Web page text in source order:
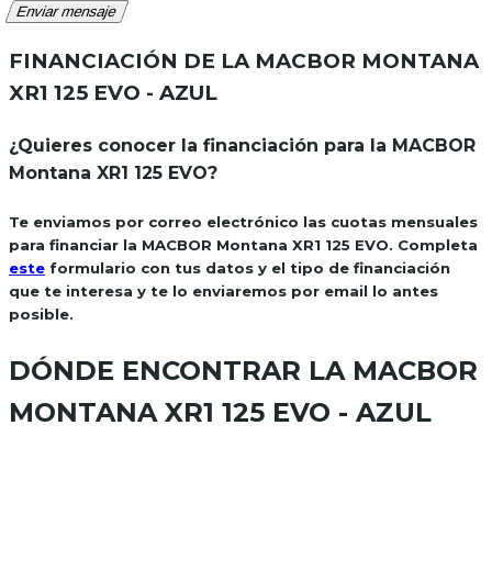
Enviar mensaje
FINANCIACIÓN DE LA MACBOR MONTANA
XR1 125 EVO - AZUL
¿Quieres conocer la financiación para la MACBOR
Montana XR1 125 EVO?
Te enviamos por correo electrónico las cuotas mensuales
para financiar la MACBOR Montana XR1 125 EVO. Completa
este formulario con tus datos y el tipo de financiación
que te interesa y te lo enviaremos por email lo antes
posible.
DÓNDE ENCONTRAR LA MACBOR
MONTANA XR1 125 EVO - AZUL